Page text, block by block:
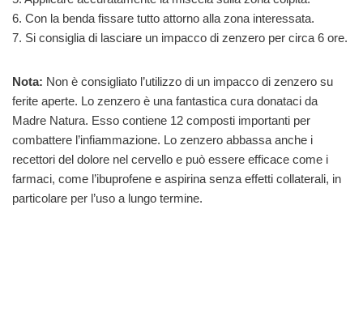
6. Con la benda fissare tutto attorno alla zona interessata.
7. Si consiglia di lasciare un impacco di zenzero per circa 6 ore.
Nota: Non è consigliato l’utilizzo di un impacco di zenzero su
ferite aperte. Lo zenzero è una fantastica cura donataci da
Madre Natura. Esso contiene 12 composti importanti per
combattere l’infiammazione. Lo zenzero abbassa anche i
recettori del dolore nel cervello e può essere efficace come i
farmaci, come l’ibuprofene e aspirina senza effetti collaterali, in
particolare per l’uso a lungo termine.